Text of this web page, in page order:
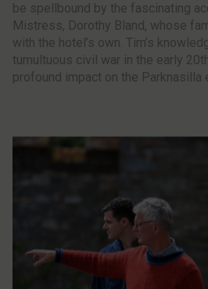
be spellbound by the fascinating
Mistress, Dorothy Bland, whose
with the hotel’s own. Tim’s
tumultuous civil war in the early
profound impact on the Parknasilla